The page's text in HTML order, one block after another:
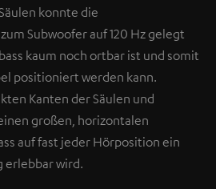
konnte die
Subwoofer auf 120 Hz gelegt
kaum noch ortbar ist und somit
positioniert werden kann.
Kanten der Säulen und
großen, horizontalen
auf fast jeder Hörposition ein
erlebbar wird.